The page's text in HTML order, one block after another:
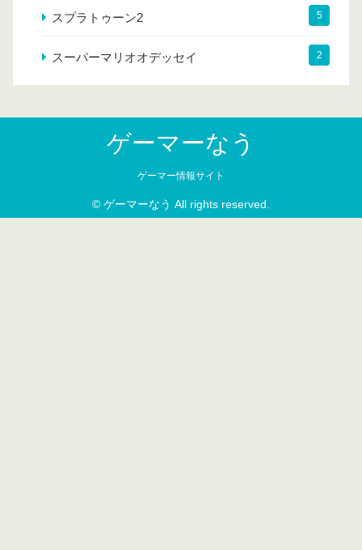
スプラトゥーン2 5
スーパーマリオオデッセイ 2
ゲーマーなう
ゲーマー情報サイト
© ゲーマーなう All rights reserved.